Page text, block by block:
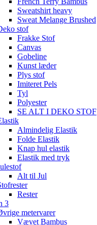
Sweatshirt heavy
Sweat Melange Brushed
stof
Frakke Stof
Canvas
Gobeline
Kunst læder
Plys stof
Imiteret Pels
Tyl
Polyester
SE ALT I DEKO STOF
Almindelig Elastik
Folde Elastik
Knap hul elastik
Elastik med tryk
Alt til Jul
Rester
3
metervarer
Vævet Bambus